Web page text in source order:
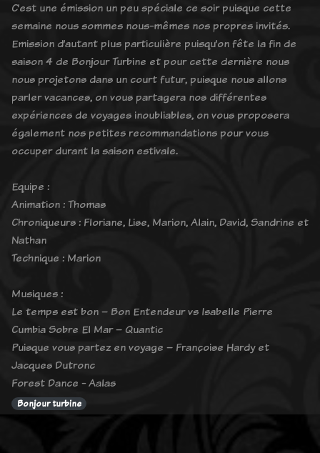
C’est une émission un peu spéciale ce soir puisque cette
semaine nous sommes nous-mêmes nos propres invités.
Emission d’autant plus particulière puisqu’on fête la fin de
saison 4 de Bonjour Turbine et pour cette dernière nous
nous projetons dans un court futur, puisque nous allons
parler vacances, on vous partagera nos différentes
expériences de voyages inoubliables, on vous proposera
également nos petites recommandations pour vous
occuper durant la saison estivale.
Equipe :
Animation : Thomas
Chroniqueurs : Floriane, Lise, Marion, Alain, David, Sandrine et
Nathan
Technique : Marion
Musiques :
Le temps est bon – Bon Entendeur vs Isabelle Pierre
Cumbia Sobre El Mar – Quantic
Puisque vous partez en voyage – Françoise Hardy et
Jacques Dutronc
Forest Dance - Aalas
Bonjour turbine